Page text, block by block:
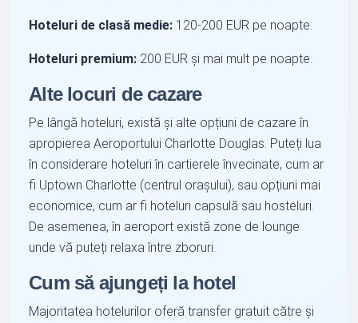
Hoteluri de clasă medie: 120-200 EUR pe noapte.
Hoteluri premium: 200 EUR și mai mult pe noapte.
Alte locuri de cazare
Pe lângă hoteluri, există și alte opțiuni de cazare în
apropierea Aeroportului Charlotte Douglas. Puteți lua
în considerare hoteluri în cartierele învecinate, cum ar
fi Uptown Charlotte (centrul orașului), sau opțiuni mai
economice, cum ar fi hoteluri capsulă sau hosteluri.
De asemenea, în aeroport există zone de lounge
unde vă puteți relaxa între zboruri.
Cum să ajungeți la hotel
Majoritatea hotelurilor oferă transfer gratuit către și